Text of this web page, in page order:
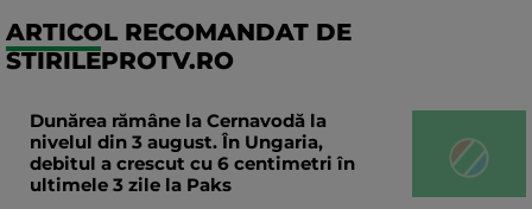
ARTICOL RECOMANDAT DE
STIRILEPROTV.RO
Dunărea rămâne la Cernavodă la
nivelul din 3 august. În Ungaria,
debitul a crescut cu 6 centimetri în
ultimele 3 zile la Paks